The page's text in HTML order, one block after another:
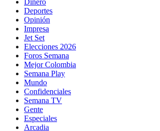
Dinero
Deportes
Opinión
Impresa
Jet Set
Elecciones 2026
Foros Semana
Mejor Colombia
Semana Play
Mundo
Confidenciales
Semana TV
Gente
Especiales
Arcadia